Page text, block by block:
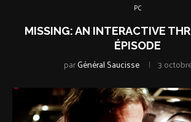
PC
MISSING: AN INTERACTIVE
ÉPISODE
parGénéral Saucisse 3